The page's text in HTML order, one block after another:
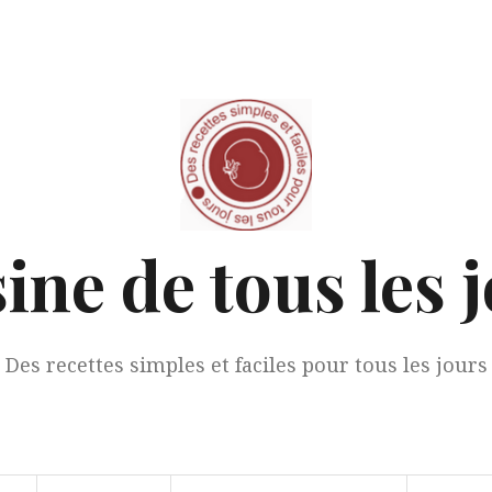
de tous les
Des recettes simples et faciles pour tous les jours